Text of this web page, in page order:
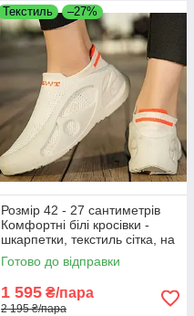
Текстиль –27%
Розмір 42 - 27 сантиметрів
Комфортні білі кросівки -
шкарпетки, текстиль сітка, на
підошві з піни
Готово до відправки
1 595 ₴/пара
2 195 ₴/пара